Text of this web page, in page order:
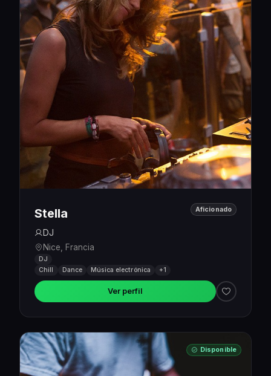
Stella
DJ
Nice, Francia
Aficionado
DJ
Chill
Dance Música electrónica +1
Ver perfil
Disponible